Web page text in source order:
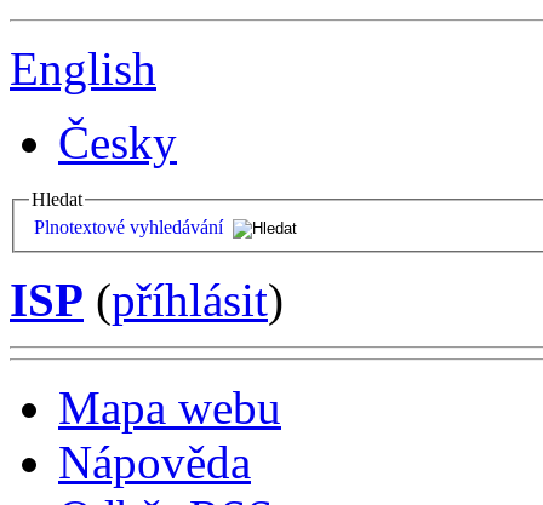
English
Česky
Hledat
Plnotextové vyhledávání
ISP (příhlásit)
Mapa webu
Nápověda